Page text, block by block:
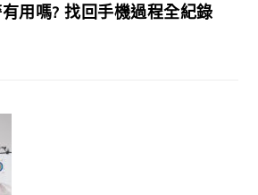
用嗎? 找回手機過程全紀錄